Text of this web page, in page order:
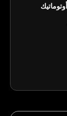
أوتوماتيك